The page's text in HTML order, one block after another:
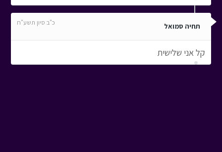
תחיה סמואל כ"ב סיון תשע"ח
קל אני שלישית